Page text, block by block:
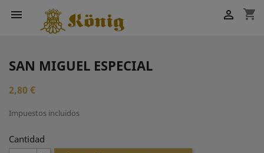
 shopping_cart

SAN MIGUEL ESPECIAL
2,80 €
Impuestos incluidos
Cantidad